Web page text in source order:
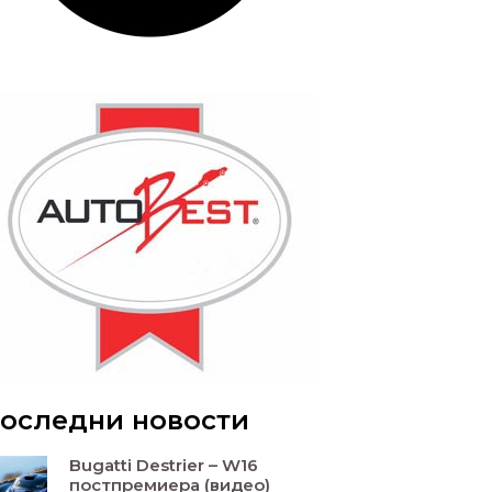
новости
Bugatti Destrier – W16
постпремиера (видео)